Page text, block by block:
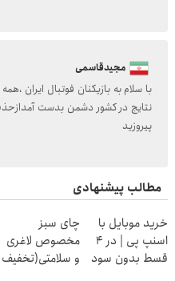
مجیدقاسمی
با سلام به بازیکنان فوتبال ایران
نتایج در کشور دشمن بدست
پیروزید
مطالب پیشنهادی
خرید موبایل با
اسنپ پی | در ۴
قسط بدون سود
چای سبز
مخصوص لاغری
و سلامتی(تخفیف